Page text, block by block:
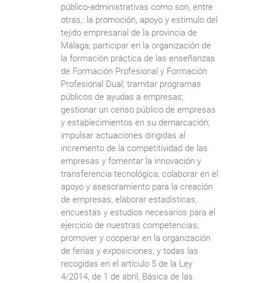
público-administrativas como son, entre
otras,: la promoción, apoyo y estimulo del
tejido empresarial de la provincia de
Málaga; participar en la organización de
la formación práctica de las enseñanzas
de Formación Profesional y Formación
Profesional Dual; tramitar programas
públicos de ayudas a empresas;
gestionar un censo público de empresas
y establecimientos en su demarcación;
impulsar actuaciones dirigidas al
incremento de la competitividad de las
empresas y fomentar la innovación y
transferencia tecnológica; colaborar en el
apoyo y asesoramiento para la creación
de empresas; elaborar estadísticas,
encuestas y estudios necesarios para el
ejercicio de nuestras competencias;
promover y cooperar en la organización
de ferias y exposiciones; y todas las
recogidas en el artículo 5 de la Ley
4/2014, de 1 de abril, Básica de las